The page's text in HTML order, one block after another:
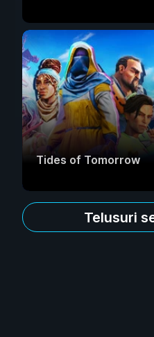
Tides of Tomorrow
Telusuri